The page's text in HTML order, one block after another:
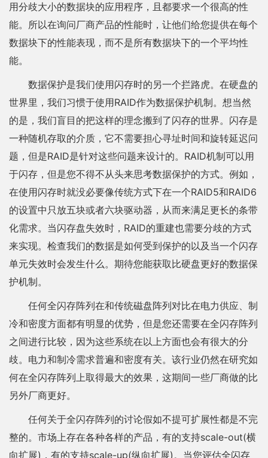
用分歧大小的数据块的应用程序，且都要求一个很高的性
能。所以在询问厂商产品的性能时，让他们给您提供在每个
数据块下的性能表现，而不是所有数据块下的一个平均性
能。
数据保护是我们使用闪存时的另一个拦路虎。在硬盘的
世界里，我们习惯于使用RAID作为数据保护机制。想当然
的是，我们盲目的把这样的理念搬到了闪存的世界。闪存是
一种随机存取的介质，它不需要担心寻址时间和旋转延迟问
题，但是RAID是针对这些问题来设计的。RAID机制可以用
于闪存，但是您不得不从头来思考数据保护的方式。例如，
在使用闪存时就没必要像传统方式下在一个RAID5和RAID6
的设置中只放五块或者六块驱动器，从而来满足更长的条带
化需求。当闪存盘失效时，RAID的重建也需要分歧的方式
来实现。检查我们的数据是如何受到保护的以及当一个闪存
单元失效时会发生什么。期待您能获取比硬盘更好的数据保
护机制。
任何全闪存阵列在和传统磁盘阵列对比在电力供应、制
冷和密度方面都有明显的优势，但是您还需要在全闪存阵列
之间进行比较，因为这些系统在以上方面也会有很大的分
歧。电力和制冷需求普遍和密度有关。该行业仍然在研究如
何在全闪存阵列上取得最大的效果，这期间一些厂商做的比
另外厂商更好。
任何关于全闪存阵列的讨论假如不提可扩展性都是不完
整的。市场上存在各种各样的产品，有的支持scale-out(横
向扩展)，有的支持scale-up(纵向扩展)。当您评估全闪存